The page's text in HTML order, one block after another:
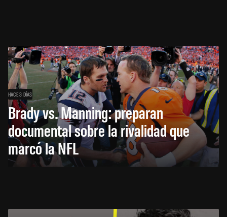
HACE 3 DÍAS
Brady vs. Manning: preparan
documental sobre la rivalidad que
marcó la NFL